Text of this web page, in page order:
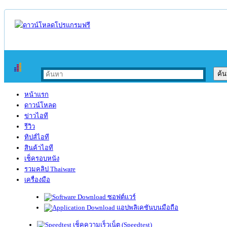
หน้าแรก
ดาวน์โหลด
ข่าวไอที
รีวิว
ทิปส์ไอที
สินค้าไอที
เช็ครอบหนัง
รวมคลิป Thaiware
เครื่องมือ
ซอฟต์แวร์
แอปพลิเคชันบนมือถือ
เช็คความเร็วเน็ต (Speedtest)